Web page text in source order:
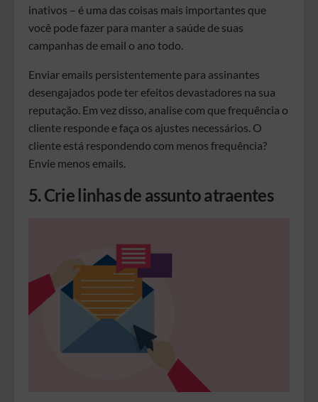
inativos – é uma das coisas mais importantes que
você pode fazer para manter a saúde de suas
campanhas de email o ano todo.
Enviar emails persistentemente para assinantes
desengajados pode ter efeitos devastadores na sua
reputação. Em vez disso, analise com que frequência o
cliente responde e faça os ajustes necessários. O
cliente está respondendo com menos frequência?
Envie menos emails.
5. Crie linhas de assunto atraentes